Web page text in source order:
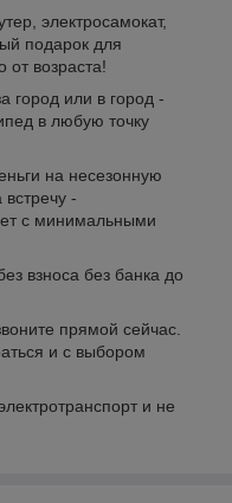
электросамокат,
подарок для
возраста!
город или в город -
в любую точку
на несезонную
-
с минимальными
взноса без банка до
прямой сейчас.
и с выбором
и не